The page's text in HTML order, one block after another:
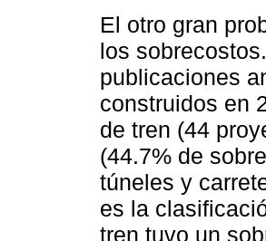
El otro gran
los
publicaciones
construidos en
de tren (44
(44.7% de
túneles y
es la
tren tuvo un